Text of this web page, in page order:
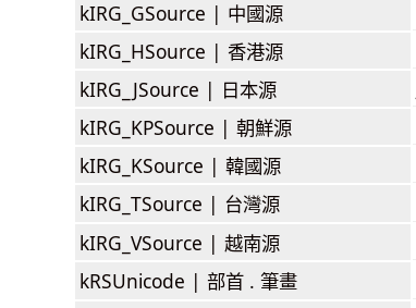
kIRG_GSource | 中國源
kIRG_HSource | 香港源
kIRG_JSource | 日本源
kIRG_KPSource | 朝鮮源
kIRG_KSource | 韓國源
kIRG_TSource | 台灣源
kIRG_VSource | 越南源
kRSUnicode | 部首 . 筆畫